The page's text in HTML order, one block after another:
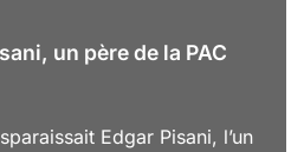
un père de la PAC
Edgar Pisani, l’un